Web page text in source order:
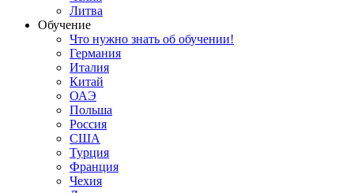
Литва
Обучение
Что нужно знать об обучении!
Германия
Италия
Китай
ОАЭ
Польша
Россия
США
Турция
Франция
Чехия